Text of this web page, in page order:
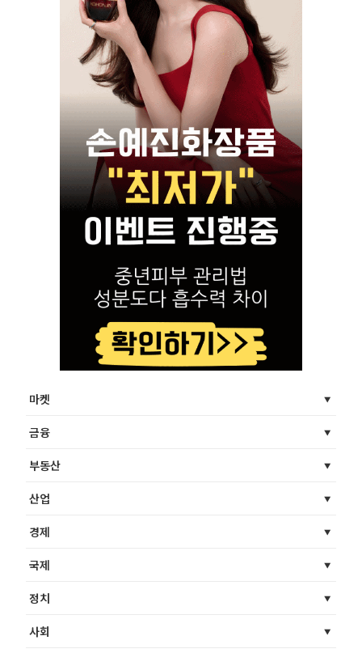
마켓
금융
부동산
산업
경제
국제
정치
사회